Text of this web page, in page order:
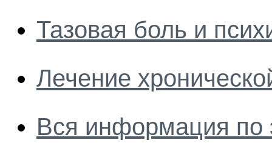
Тазовая боль и
Лечение
Вся информация по